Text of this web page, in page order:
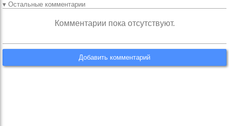
▾ Остальные комментарии
Комментарии пока отсутствуют.
Добавить комментарий